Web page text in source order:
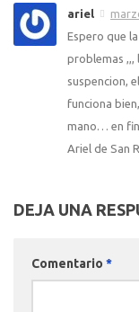
ariel
Espero que
problemas ,,,
suspencion,
funciona
mano… en fin
Ariel de San
DEJA UNA
Comentario *